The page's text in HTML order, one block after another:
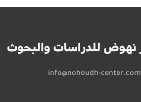
info@nohoudh-center.com